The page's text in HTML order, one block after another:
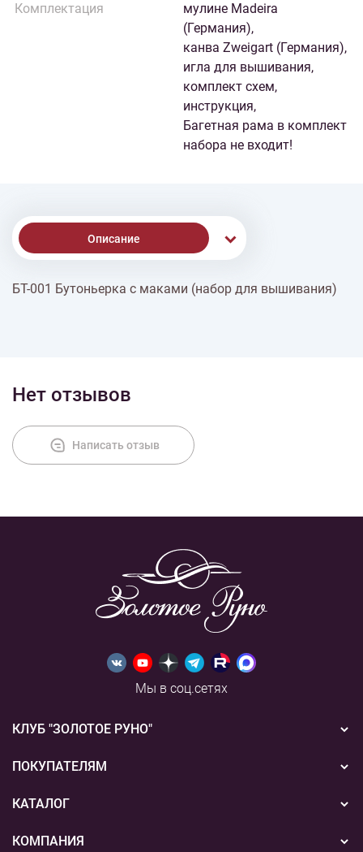
Комплектация
мулине Madeira
(Германия),
канва Zweigart (Германия),
игла для вышивания,
комплект схем,
инструкция,
Багетная рама в комплект
набора не входит!
Описание
Доставка
БТ-001 Бутоньерка с маками (набор для вышивания)
Нет отзывов
Написать отзыв
Мы в соц.сетях
КЛУБ "ЗОЛОТОЕ РУНО"
Новости
Акции
ПОКУПАТЕЛЯМ
Бонусная система
Подарочные сертификаты
КАТАЛОГ
Вышивка
КОМПАНИЯ